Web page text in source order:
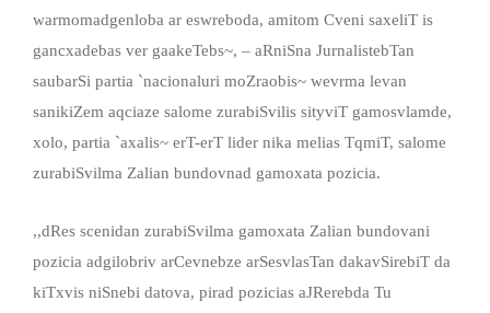
warmomadgenloba ar eswreboda, amitom Cveni saxeliT is
gancxadebas ver gaakeTebs~, – aRniSna JurnalistebTan
saubarSi partia `nacionaluri moZraobis~ wevrma levan
sanikiZem aqciaze salome zurabiSvilis sityviT gamosvlamde,
xolo, partia `axalis~ erT-erT lider nika melias TqmiT, salome
zurabiSvilma Zalian bundovnad gamoxata pozicia.
,,dRes scenidan zurabiSvilma gamoxata Zalian bundovani
pozicia adgilobriv arCevnebze arSesvlasTan dakavSirebiT da
kiTxvis niSnebi datova, pirad pozicias aJRerebda Tu